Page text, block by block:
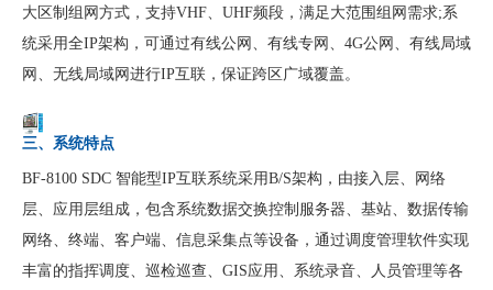
大区制组网方式，支持VHF、UHF频段，满足大范围组网需求;系
统采用全IP架构，可通过有线公网、有线专网、4G公网、有线局域
网、无线局域网进行IP互联，保证跨区广域覆盖。
三、系统特点
BF-8100 SDC 智能型IP互联系统采用B/S架构，由接入层、网络
层、应用层组成，包含系统数据交换控制服务器、基站、数据传输
网络、终端、客户端、信息采集点等设备，通过调度管理软件实现
丰富的指挥调度、巡检巡查、GIS应用、系统录音、人员管理等各